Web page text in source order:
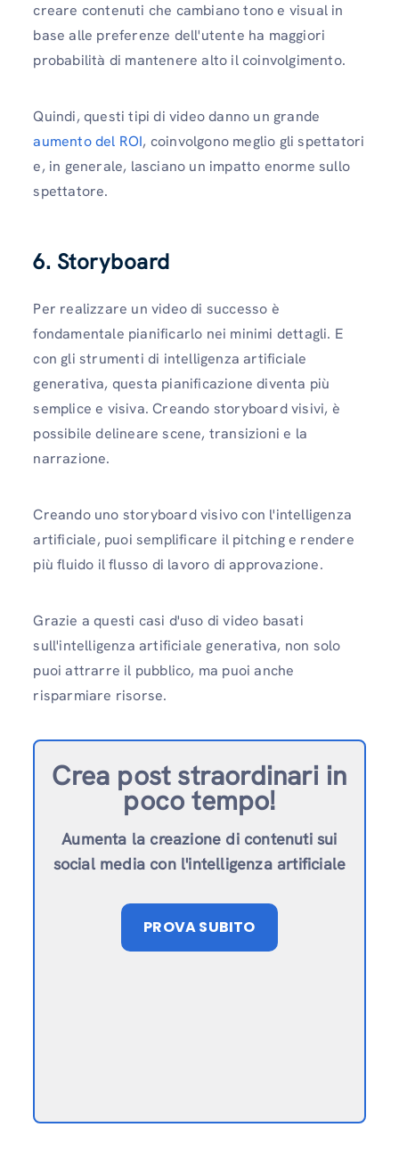
creare contenuti che cambiano tono e visual in
base alle preferenze dell'utente ha maggiori
probabilità di mantenere alto il coinvolgimento.
Quindi, questi tipi di video danno un grande
aumento del ROI, coinvolgono meglio gli spettatori
e, in generale, lasciano un impatto enorme sullo
spettatore.
6. Storyboard
Per realizzare un video di successo è
fondamentale pianificarlo nei minimi dettagli. E
con gli strumenti di intelligenza artificiale
generativa, questa pianificazione diventa più
semplice e visiva. Creando storyboard visivi, è
possibile delineare scene, transizioni e la
narrazione.
Creando uno storyboard visivo con l'intelligenza
artificiale, puoi semplificare il pitching e rendere
più fluido il flusso di lavoro di approvazione.
Grazie a questi casi d'uso di video basati
sull'intelligenza artificiale generativa, non solo
puoi attrarre il pubblico, ma puoi anche
risparmiare risorse.
Crea post straordinari in
poco tempo!
Aumenta la creazione di contenuti sui
social media con l'intelligenza artificiale
PROVA SUBITO